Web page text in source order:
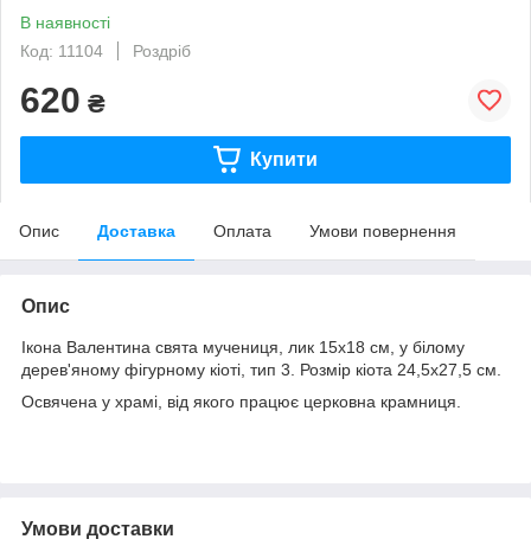
В наявності
Код: 11104
Роздріб
620 ₴
Купити
Опис Доставка Оплата Умови повернення
Опис
Ікона Валентина свята мучениця, лик 15х18 см, у білому
дерев'яному фігурному кіоті, тип 3. Розмір кіота 24,5х27,5 см.
Освячена у храмі, від якого працює церковна крамниця.
Умови доставки